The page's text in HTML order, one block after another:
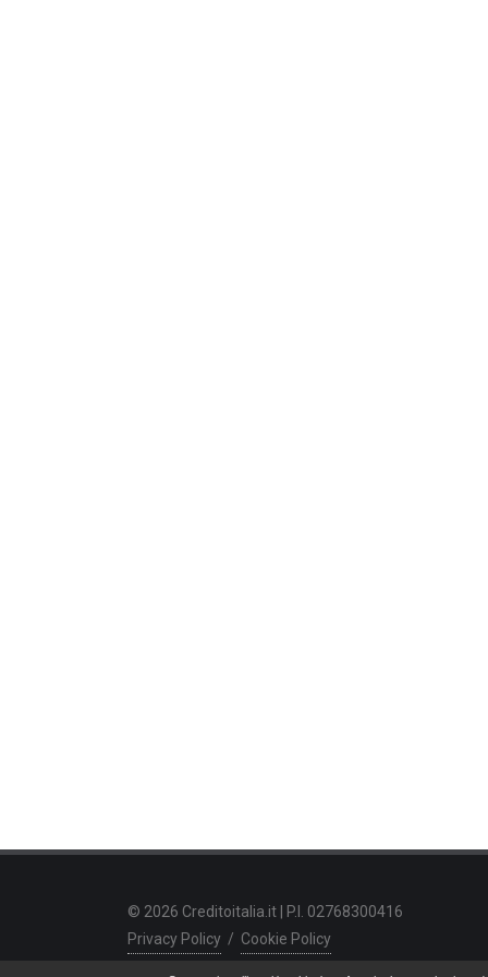
© 2026 Creditoitalia.it | P.I. 02768300416
Privacy Policy / Cookie Policy